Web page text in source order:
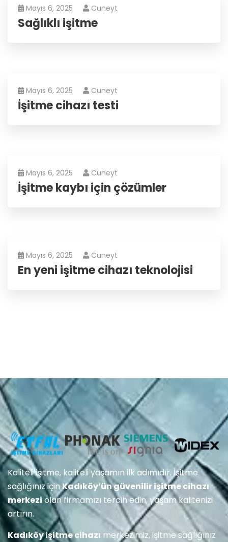
Mayıs 6, 2025 Cuneyt
Sağlıklı işitme
Mayıs 6, 2025 Cuneyt
İşitme cihazı testi
Mayıs 6, 2025 Cuneyt
İşitme kaybı için çözümler
Mayıs 6, 2025 Cuneyt
En yeni işitme cihazı teknolojisi
Kaliteli işitme, kaliteli yaşamın ilk adımıdır. İşitme
sağlığınız içinKadıköy’ün güvenilir işitme cihazı
merkezi olan firmamızı tercih edin, yaşam kalitenizi
artırın.
Kadıköy işitme cihazı merkezimiz, işitme sağlığınız